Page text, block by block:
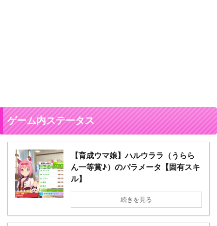
ゲーム内ステータス
【育成ウマ娘】ハルウララ（うらら
ん一等賞♪）のパラメータ【固有スキ
ル】
続きを見る